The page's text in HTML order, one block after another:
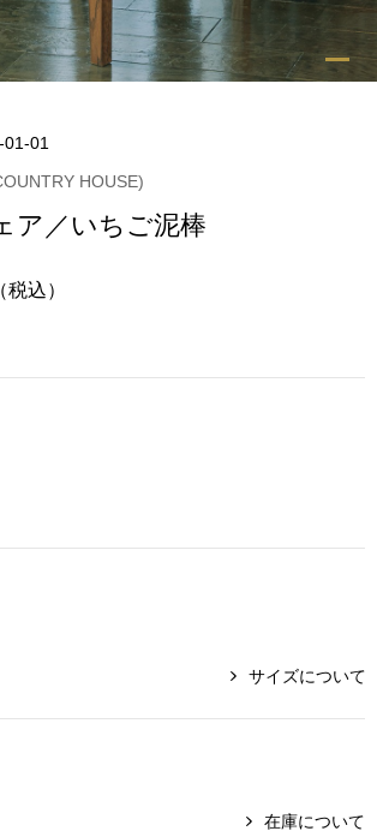
Tシャツ／カッ
デニム
01
HOUSE)
ア／いちご泥棒
（税込）
サイズについて
在庫について